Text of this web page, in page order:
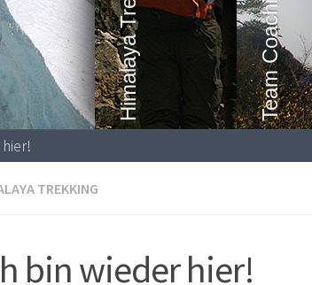
Expeditionen
TREKKING
bin wieder hier!